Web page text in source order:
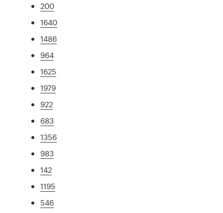
200
1640
1486
964
1625
1979
922
683
1356
983
142
1195
546